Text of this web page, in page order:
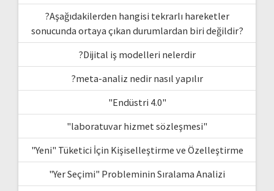
?Aşağıdakilerden hangisi tekrarlı hareketler
sonucunda ortaya çıkan durumlardan biri değildir?
?Dijital iş modelleri nelerdir
?meta-analiz nedir nasıl yapılır
"Endüstri 4.0"
"laboratuvar hizmet sözleşmesi"
"Yeni" Tüketici İçin Kişiselleştirme ve Özelleştirme
"Yer Seçimi" Probleminin Sıralama Analizi